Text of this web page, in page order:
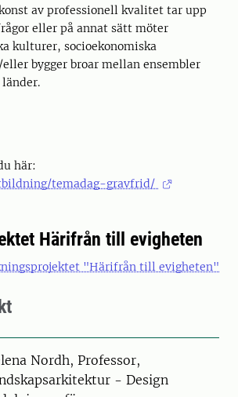
av professionell kvalitet tar upp
eller på annat sätt möter
kulturer, socioekonomiska
bygger broar mellan ensembler
här:
temadag-gravfrid/
Härifrån till evigheten
"Härifrån till evigheten"
Nordh, Professor,
- Design